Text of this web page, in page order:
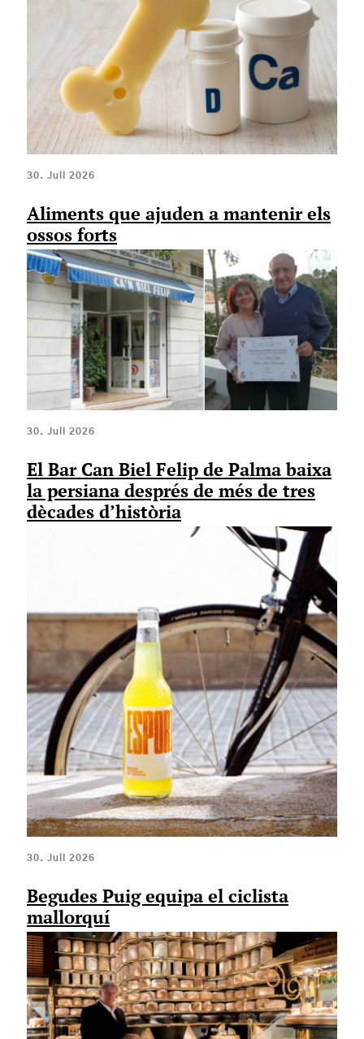
30. Juli 2026
Aliments que ajuden a mantenir els
ossos forts
30. Juli 2026
El Bar Can Biel Felip de Palma baixa
la persiana després de més de tres
dècades d’història
30. Juli 2026
Begudes Puig equipa el ciclista
mallorquí